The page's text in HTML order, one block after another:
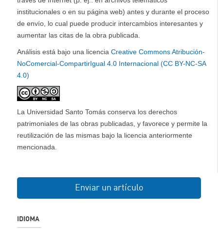
institucionales o en su página web) antes y durante el proceso
de envío, lo cual puede producir intercambios interesantes y
aumentar las citas de la obra publicada.
Análisis está bajo una licencia Creative Commons Atribución-
NoComercial-CompartirIgual 4.0 Internacional (CC BY-NC-SA
4.0)
La Universidad Santo Tomás conserva los derechos
patrimoniales de las obras publicadas, y favorece y permite la
reutilización de las mismas bajo la licencia anteriormente
mencionada.
Enviar un artículo
IDIOMA